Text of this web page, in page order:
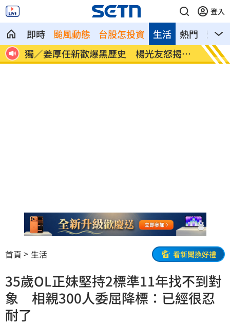
登入
即時 颱風動態 台股怎投資 熱門 影音
生活
獨／姜厚任新歡爆黑歷史 楊光友怒揭內
幕
56歲
孕
首頁 生活 看新聞換好禮
35歲OL正妹堅持2標準11年找不到對
象 相親300人委屈降標：已經很忍
耐了